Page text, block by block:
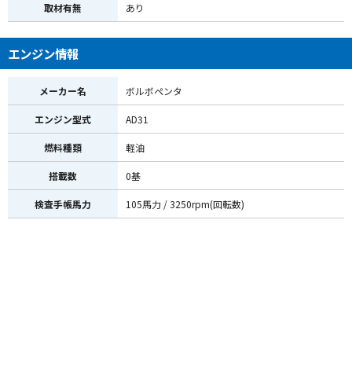
取材有無 あり
エンジン情報
メーカー名 ボルボペンタ
エンジン型式 AD31
燃料種類 軽油
搭載数 0基
検査手帳馬力 105馬力 / 3250rpm(回転数)